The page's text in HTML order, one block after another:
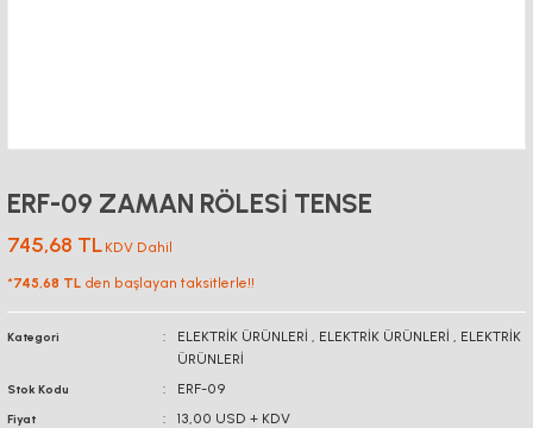
ERF-09 ZAMAN RÖLESİ TENSE
745,68 TL KDV Dahil
*745,68 TL den başlayan taksitlerle!!
Kategori ELEKTRİK ÜRÜNLERİ , ELEKTRİK ÜRÜNLERİ , ELEKTRİK
ÜRÜNLERİ
Stok Kodu ERF-09
Fiyat 13,00 USD + KDV